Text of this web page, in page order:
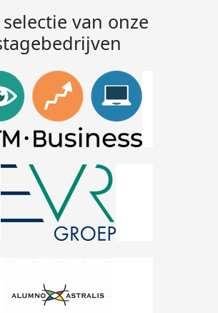
selectie van onze